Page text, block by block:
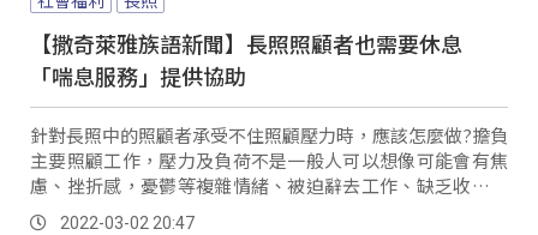
【撒奇萊雅族語新聞】長照照顧者也需要休息
「喘息服務」提供協助
針對長照中的照顧者承受不住照顧壓力時，應該怎麼做?擔負
主要照顧工作，壓力及負荷不是一般人可以想像可能會有焦
慮、挫折感，憂鬱等複雜情緒、被迫辭去工作、缺乏收入、
若家庭關係不睦，照顧方式也會因此產生分歧等等。
2022-03-02 20:47